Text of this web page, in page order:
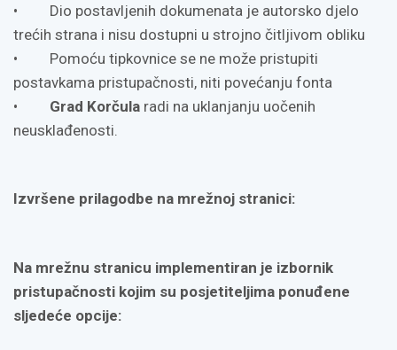
• Dio postavljenih dokumenata je autorsko djelo
trećih strana i nisu dostupni u strojno čitljivom obliku
• Pomoću tipkovnice se ne može pristupiti
postavkama pristupačnosti, niti povećanju fonta
• Grad Korčula radi na uklanjanju uočenih
neusklađenosti.
Izvršene prilagodbe na mrežnoj stranici:
Na mrežnu stranicu implementiran je izbornik
pristupačnosti kojim su posjetiteljima ponuđene
sljedeće opcije: